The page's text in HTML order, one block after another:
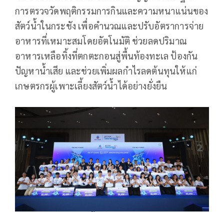
การตรวจวัดพฤติกรรมการกินและความหนาแน่นของ
สัตว์น้ำในกระชัง เพื่อคำนวณและปรับอัตราการจ่าย
อาหารที่เหมาะสมโดยอัตโนมัติ ช่วยลดปริมาณ
อาหารเหลือทิ้งที่ตกตะกอนสู่พื้นท้องทะเล ป้องกัน
ปัญหาน้ำเสีย และช่วยเพิ่มผลกำไรลดต้นทุนให้แก่
เกษตรกรผู้เพาะเลี้ยงสัตว์น้ำได้อย่างยั่งยืน